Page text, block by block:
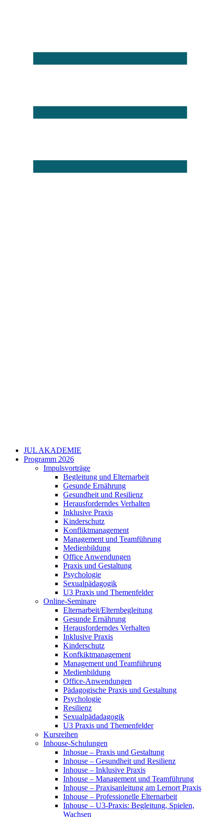
JUL AKADEMIE
Programm 2026
Impulsvorträge
Begleitung und Elternarbeit
Gesunde Ernährung
Gesundheit und Resilienz
Herausforderndes Verhalten
Inklusive Praxis
Kinderschutz
Konfliktmanagement
Management und Teamführung
Medienbildung
Office Anwendungen
Praxis und Gestaltung
Psychologie
Sexualpädagogik
U3 Praxis und Themenfelder
Online-Seminare
Elternarbeit/Elternbegleitung
Gesunde Ernährung
Herausforderndes Verhalten
Inklusive Praxis
Kinderschutz
Konfkiktmanagement
Management und Teamführung
Medienbildung
Office-Anwendungen
Pädagogische Praxis und Gestaltung
Psychologie
Resilienz
Sexualpädadagogik
U3 Praxis und Themenfelder
Kursreihen
Inhouse-Schulungen
Inhosue – Praxis und Gestaltung
Inhouse – Gesundheit und Resilienz
Inhouse – Inklusive Praxis
Inhouse – Management und Teamführung
Inhouse – Praxisanleitung am Lernort Praxis
Inhouse – Professionelle Elternarbeit
Inhouse – U3-Praxis: Begleitung, Spielen,
Wachsen